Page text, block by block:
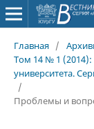
Главная /
Том 14 № 1 (2014):
университета.
/
Проблемы и